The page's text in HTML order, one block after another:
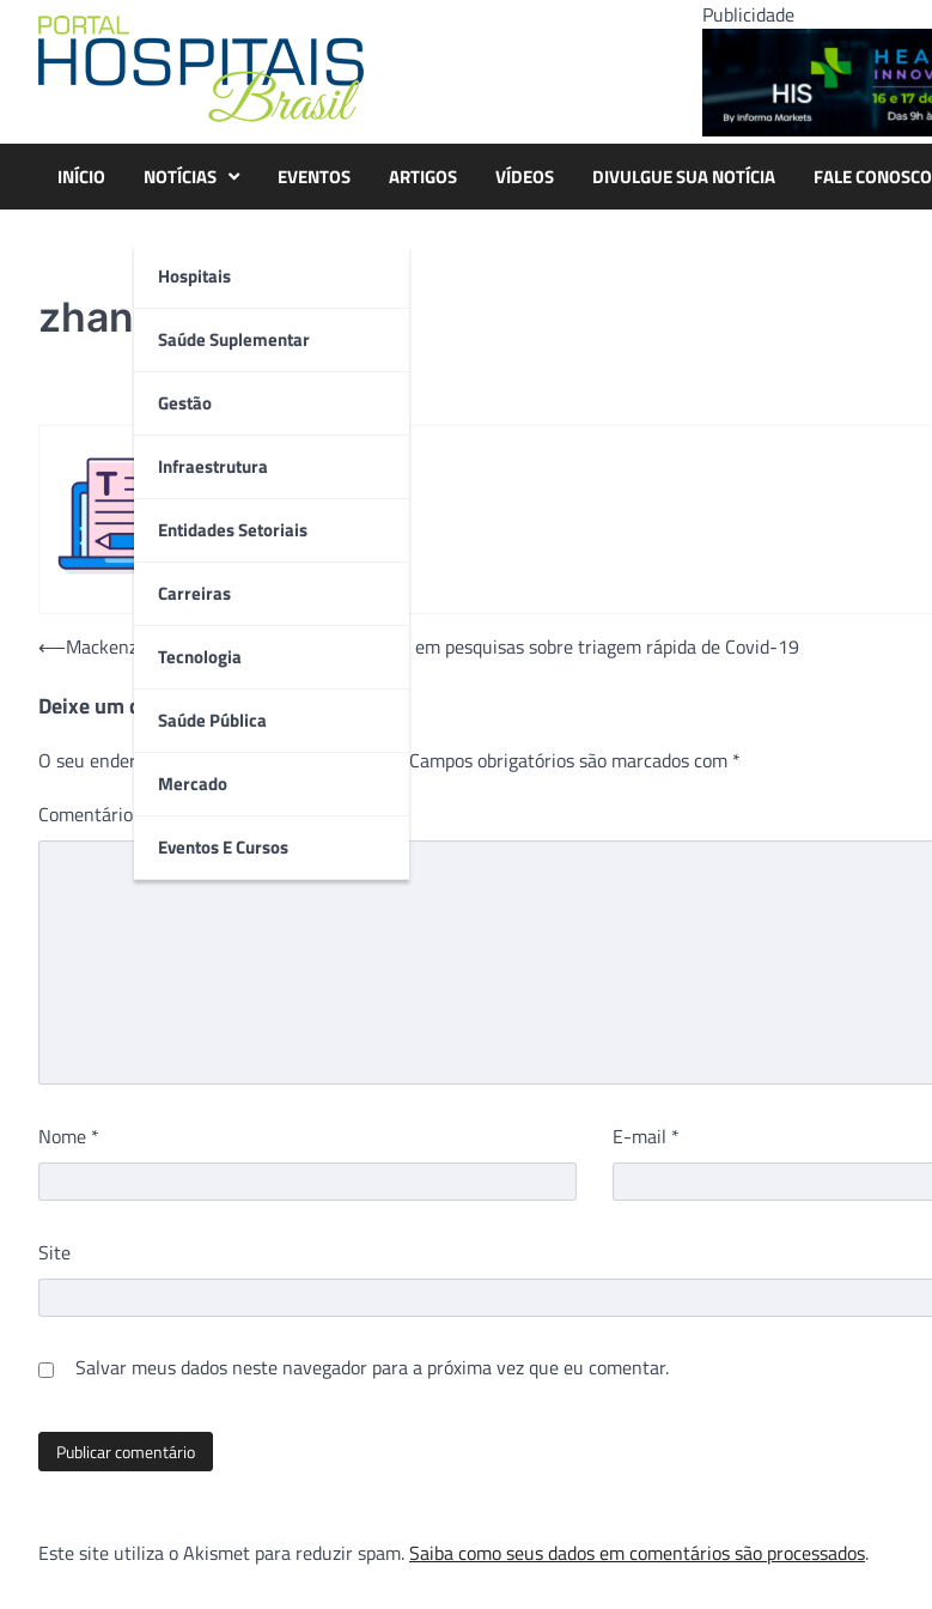
content
Publicidade
INÍCIO NOTÍCIAS
Hospitais
Saúde Suplementar
Gestão
Infraestrutura
Entidades Setoriais
Carreiras
Tecnologia
Saúde Pública
Mercado
Eventos E Cursos
EVENTOS ARTIGOS VÍDEOS DIVULGUE SUA NOTÍCIA FALE CONOSCO
zhang2hr
Navegação
Post
⟵Mackenzie utiliza dispositivo MasSpec Pen em pesquisas sobre triagem rápida de Covid-19
Deixe um comentário
O seu endereço de e-mail não será publicado. Campos obrigatórios são marcados com *
Comentário
Nome * E-mail *
Site
Salvar meus dados neste navegador para a próxima vez que eu comentar.
Este site utiliza o Akismet para reduzir spam.Saiba como seus dados em comentários são processados.